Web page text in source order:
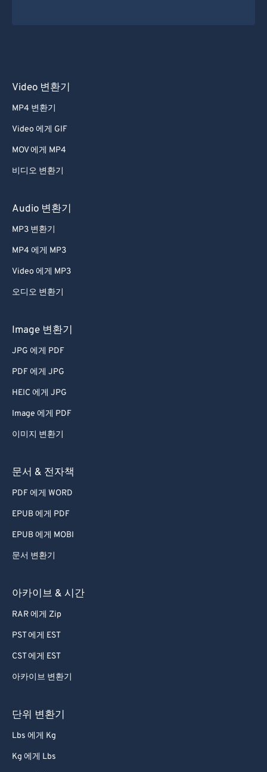
Video 변환기
MP4 변환기
Video 에게 GIF
MOV 에게 MP4
비디오 변환기
Audio 변환기
MP3 변환기
MP4 에게 MP3
Video 에게 MP3
오디오 변환기
Image 변환기
JPG 에게 PDF
PDF 에게 JPG
HEIC 에게 JPG
Image 에게 PDF
이미지 변환기
문서 & 전자책
PDF 에게 WORD
EPUB 에게 PDF
EPUB 에게 MOBI
문서 변환기
아카이브 & 시간
RAR 에게 Zip
PST 에게 EST
CST 에게 EST
아카이브 변환기
단위 변환기
Lbs 에게 Kg
Kg 에게 Lbs